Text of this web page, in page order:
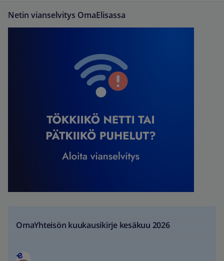
Netin vianselvitys OmaElisassa
OmaYhteisön kuukausikirje kesäkuu 2026